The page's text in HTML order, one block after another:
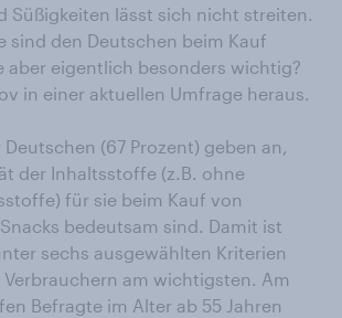
Süßigkeiten lässt sich nicht streiten.
sind den Deutschen beim Kauf
aber eigentlich besonders wichtig?
in einer aktuellen Umfrage heraus.
(67 Prozent) geben an,
der Inhaltsstoffe (z.B. ohne
für sie beim Kauf von
bedeutsam sind. Damit ist
sechs ausgewählten Kriterien
am wichtigsten. Am
Befragte im Alter ab 55 Jahren